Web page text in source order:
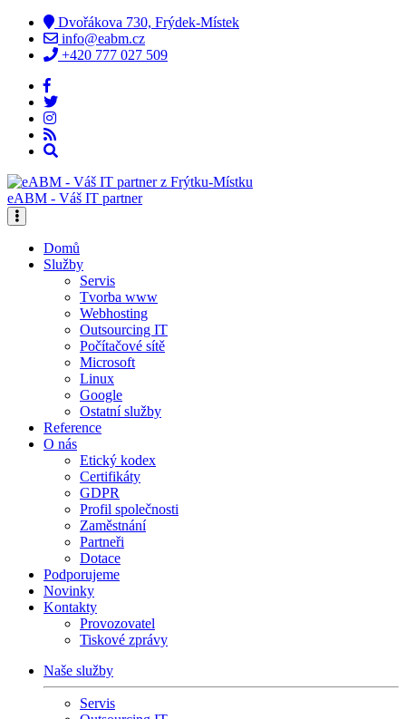
Dvořákova 730, Frýdek-Místek
info@eabm.cz
+420 777 027 509
eABM - Váš IT partner
Domů
Služby
Servis
Tvorba www
Webhosting
Outsourcing IT
Počítačové sítě
Microsoft
Linux
Google
Ostatní služby
Reference
O nás
Etický kodex
Certifikáty
GDPR
Profil společnosti
Zaměstnání
Partneři
Dotace
Podporujeme
Novinky
Kontakty
Provozovatel
Tiskové zprávy
Naše služby
Servis